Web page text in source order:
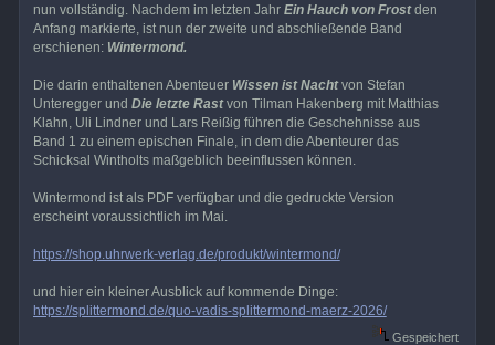
nun vollständig. Nachdem im letzten Jahr Ein Hauch von Frostden
Anfang markierte, ist nun der zweite und abschließende Band
erschienen: Wintermond.
Die darin enthaltenen Abenteuer Wissen ist Nachtvon Stefan
Unteregger und Die letzte Rastvon Tilman Hakenberg mit Matthias
Klahn, Uli Lindner und Lars Reißig führen die Geschehnisse aus
Band 1 zu einem epischen Finale, in dem die Abenteurer das
Schicksal Wintholts maßgeblich beeinflussen können.
Wintermond ist als PDF verfügbar und die gedruckte Version
erscheint voraussichtlich im Mai.
https://shop.uhrwerk-verlag.de/produkt/wintermond/
und hier ein kleiner Ausblick auf kommende Dinge:
https://splittermond.de/quo-vadis-splittermond-maerz-2026/
Gespeichert